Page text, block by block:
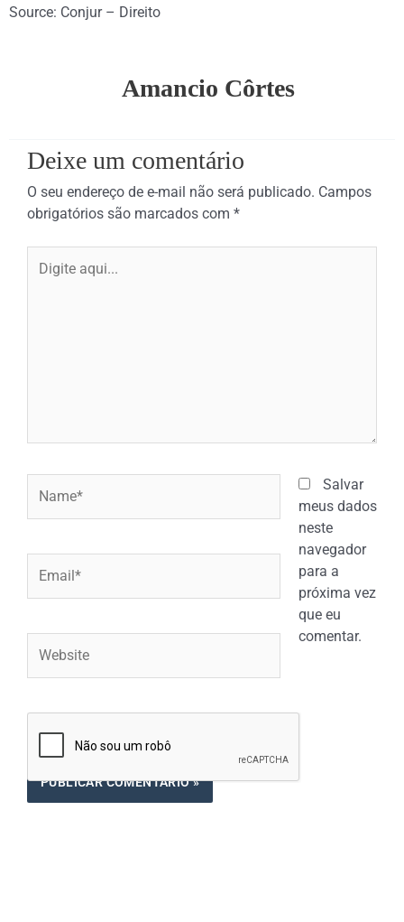
Source: Conjur – Direito
Amancio Côrtes
Deixe um comentário
O seu endereço de e-mail não será publicado. Campos
obrigatórios são marcados com *
aqui...
Salvar
meus dados
neste
navegador
para a
próxima vez
que eu
comentar.